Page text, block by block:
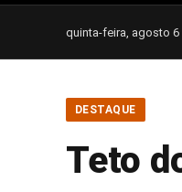
quinta-feira, agosto 6
DESTAQUE
Teto